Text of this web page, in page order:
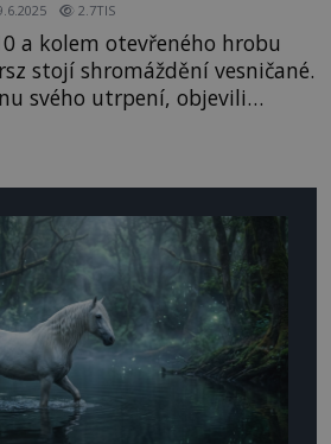
2.7TIS
a kolem otevřeného hrobu
stojí shromáždění vesničané.
svého utrpení, objevili
zemi svými nemrtvými ústy
zpěvu ponurých písní urazí
jim nebude dělat problémy...